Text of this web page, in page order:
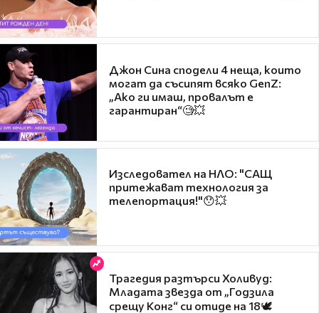
Джон Сина сподели 4 неща, които
могат да съсипят всяко GenZ:
„Ако ги имаш, провалът е
гарантиран“🧐💥
Изследовател на НЛО: "САЩ
притежават технология за
телепортация!"😯💥
Трагедия разтърси Холивуд:
Младата звезда от „Годзила
срещу Конг“ си отиде на 18🕊️